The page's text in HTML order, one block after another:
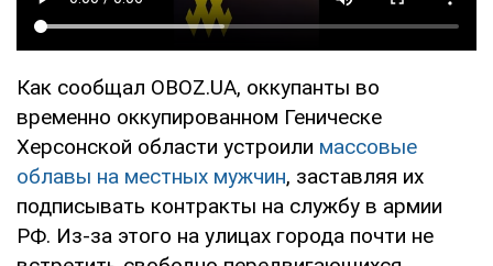
Как сообщал OBOZ.UA, оккупанты во
временно оккупированном Геническе
Херсонской области устроили массовые
облавы на местных мужчин, заставляя их
подписывать контракты на службу в армии
РФ. Из-за этого на улицах города почти не